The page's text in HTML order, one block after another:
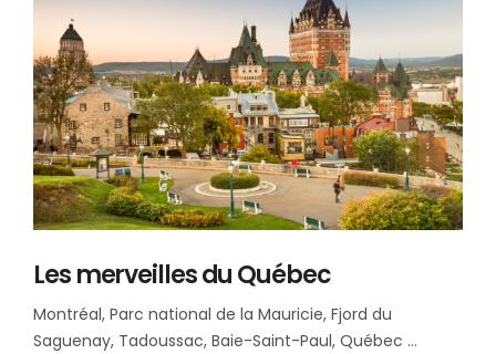
Les merveilles du Québec
Montréal, Parc national de la Mauricie, Fjord du
Saguenay, Tadoussac, Baie-Saint-Paul, Québec